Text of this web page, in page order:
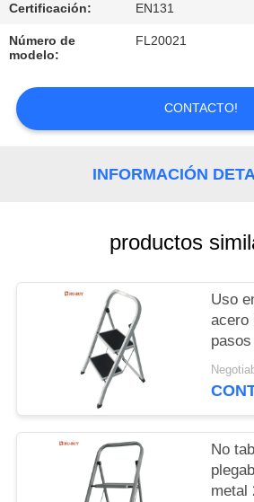
EN
CONTACTO
CON
Certificación: EN131
Número de
modelo:
FL20021
CONTACTO!
INFORMACIÓN
productos
Uso
acero
del
ancho
No
metal